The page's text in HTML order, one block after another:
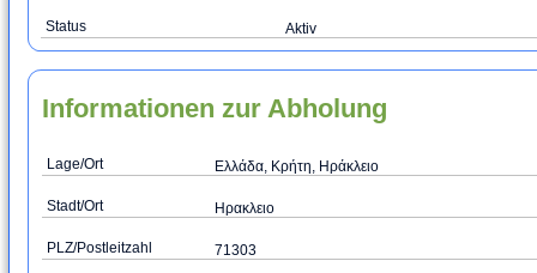
Status Aktiv
Informationen zur Abholung
Lage/Ort Ελλάδα, Κρήτη, Ηράκλειο
Stadt/Ort Ηρακλειο
PLZ/Postleitzahl 71303